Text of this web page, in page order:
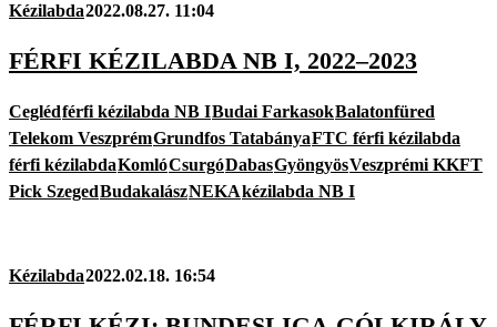
Kézilabda2022.08.27. 11:04
FÉRFI KÉZILABDA NB I, 2022–2023
Ceglédférfi kézilabda NB IBudai FarkasokBalatonfüred
Telekom VeszprémGrundfos TatabányaFTC férfi kézilabda
férfi kézilabdaKomlóCsurgóDabasGyöngyösVeszprémi KKFT
Pick SzegedBudakalászNEKAkézilabda NB I
Kézilabda2022.02.18. 16:54